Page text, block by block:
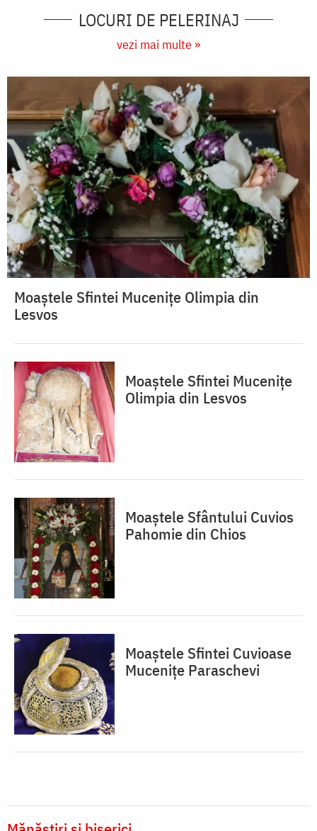
LOCURI DE PELERINAJ
vezi mai multe »
Moaștele Sfintei Mucenițe Olimpia din
Lesvos
Moaștele Sfintei Mucenițe
Olimpia din Lesvos
Moaștele Sfântului Cuvios
Pahomie din Chios
Moaștele Sfintei Cuvioase
Mucenițe Paraschevi